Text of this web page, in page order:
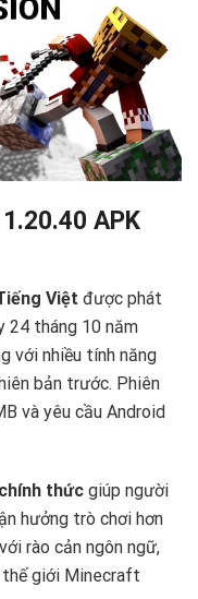
APK
Việt được phát
24 tháng 10 năm
với nhiều tính năng
bản trước. Phiên
và yêu cầu Android
thức giúp người
hưởng trò chơi hơn
rào cản ngôn ngữ,
thế giới Minecraft